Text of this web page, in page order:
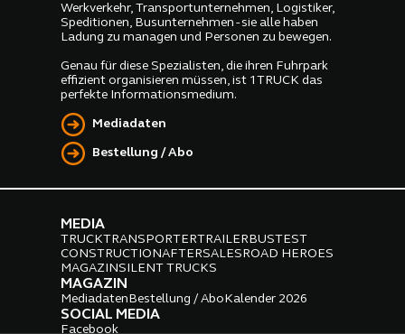
Werkverkehr, Transportunternehmen, Logistiker,
Speditionen, Busunternehmen - sie alle haben
Ladung zu managen und Personen zu bewegen.
Genau für diese Spezialisten, die ihren Fuhrpark
effizient organisieren müssen, ist 1TRUCK das
perfekte Informationsmedium.
Mediadaten
Bestellung / Abo
MEDIA
TRUCKTRANSPORTERTRAILERBUSTEST
CONSTRUCTIONAFTERSALESROAD HEROES
MAGAZINSILENT TRUCKS
MAGAZIN
MediadatenBestellung / AboKalender 2026
SOCIAL MEDIA
Facebook